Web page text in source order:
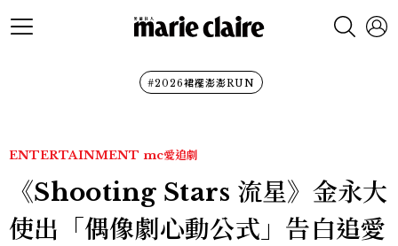
#2026裙襬澎澎RUN
ENTERTAINMENT mc愛追劇
《Shooting Stars 流星》金永大
使出「偶像劇心動公式」告白追愛